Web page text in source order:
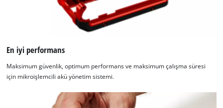
En iyi performans
Maksimum güvenlik, optimum performans ve maksimum çalışma süresi
için mikroişlemcili akü yönetim sistemi.